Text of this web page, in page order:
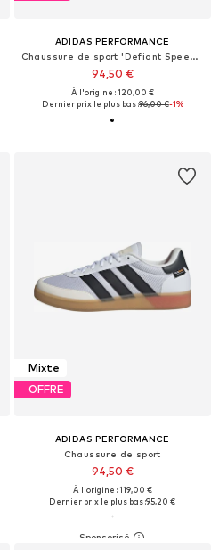
ADIDAS PERFORMANCE
Chaussure de sport 'Defiant Speed 2'
94,50 €
À l'origine : 120,00 €
Dernier prix le plus bas :96,00 €-1%
Mixte
OFFRE
ADIDAS PERFORMANCE
Chaussure de sport
94,50 €
À l'origine : 119,00 €
Dernier prix le plus bas :95,20 €